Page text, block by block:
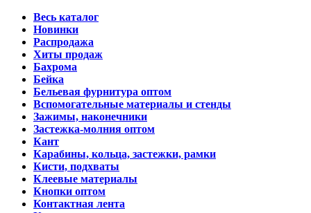
Весь каталог
Новинки
Распродажа
Хиты продаж
Бахрома
Бейка
Бельевая фурнитура оптом
Вспомогательные материалы и стенды
Зажимы, наконечники
Застежка-молния оптом
Кант
Карабины, кольца, застежки, рамки
Кисти, подхваты
Клеевые материалы
Кнопки оптом
Контактная лента